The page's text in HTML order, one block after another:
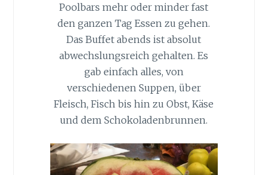
Poolbars mehr oder minder fast
den ganzen Tag Essen zu gehen.
Das Buffet abends ist absolut
abwechslungsreich gehalten. Es
gab einfach alles, von
verschiedenen Suppen, über
Fleisch, Fisch bis hin zu Obst, Käse
und dem Schokoladenbrunnen.